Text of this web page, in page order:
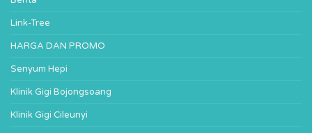
Link-Tree
HARGA DAN PROMO
Senyum Hepi
Klinik Gigi Bojongsoang
Klinik Gigi Cileunyi